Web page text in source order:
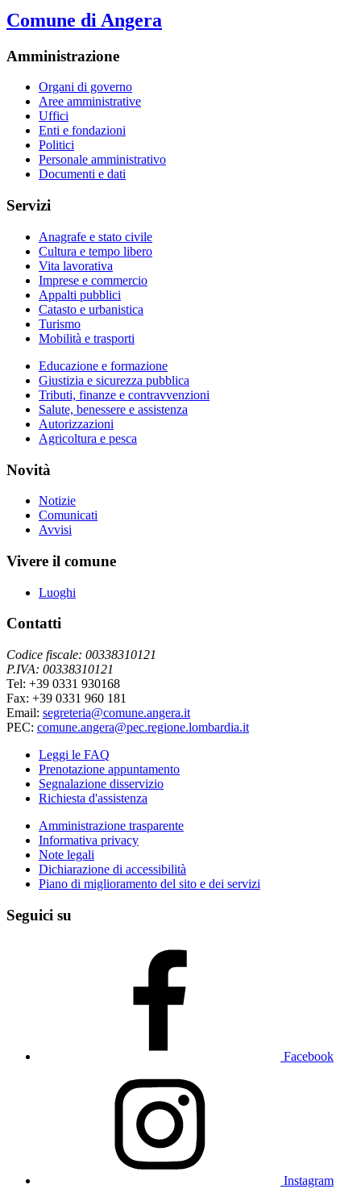
Comune di Angera
Amministrazione
Organi di governo
Aree amministrative
Uffici
Enti e fondazioni
Politici
Personale amministrativo
Documenti e dati
Servizi
Anagrafe e stato civile
Cultura e tempo libero
Vita lavorativa
Imprese e commercio
Appalti pubblici
Catasto e urbanistica
Turismo
Mobilità e trasporti
Educazione e formazione
Giustizia e sicurezza pubblica
Tributi, finanze e contravvenzioni
Salute, benessere e assistenza
Autorizzazioni
Agricoltura e pesca
Novità
Notizie
Comunicati
Avvisi
Vivere il comune
Luoghi
Contatti
Codice fiscale: 00338310121
P.IVA: 00338310121
Tel: +39 0331 930168
Fax: +39 0331 960 181
Email: segreteria@comune.angera.it
PEC: comune.angera@pec.regione.lombardia.it
Leggi le FAQ
Prenotazione appuntamento
Segnalazione disservizio
Richiesta d'assistenza
Amministrazione trasparente
Informativa privacy
Note legali
Dichiarazione di accessibilità
Piano di miglioramento del sito e dei servizi
Seguici su
Facebook
Instagram